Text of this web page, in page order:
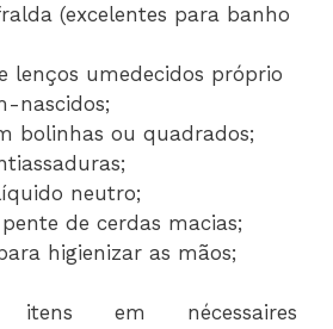
(excelentes para banho
lenços umedecidos próprio
nascidos;
bolinhas ou quadrados;
neutro;
de cerdas macias;
higienizar as mãos;
itens em nécessaires